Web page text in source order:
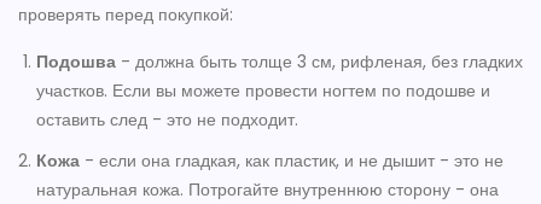
проверять перед покупкой:
Подошва - должна быть толще 3 см, рифленая, без гладких
участков. Если вы можете провести ногтем по подошве и
оставить след - это не подходит.
Кожа - если она гладкая, как пластик, и не дышит - это не
натуральная кожа. Потрогайте внутреннюю сторону - она